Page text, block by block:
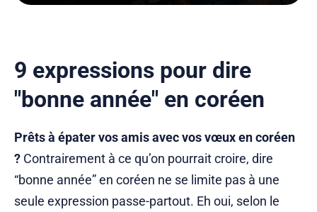
9 expressions pour dire
"bonne année" en coréen
Prêts à épater vos amis avec vos vœux en coréen
? Contrairement à ce qu’on pourrait croire, dire
“bonne année” en coréen ne se limite pas à une
seule expression passe-partout. Eh oui, selon le